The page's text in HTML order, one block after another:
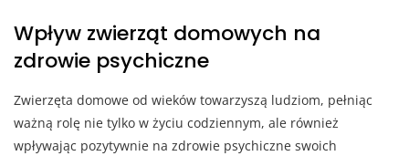
Wpływ zwierząt domowych na
zdrowie psychiczne
Zwierzęta domowe od wieków towarzyszą ludziom, pełniąc
ważną rolę nie tylko w życiu codziennym, ale również
wpływając pozytywnie na zdrowie psychiczne swoich